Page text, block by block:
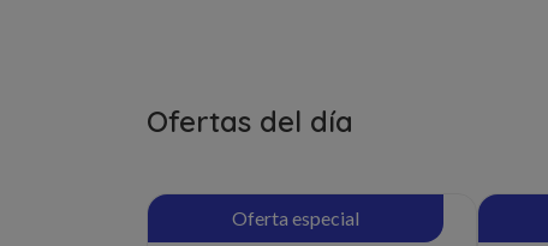
Ofertas del día
Oferta especial